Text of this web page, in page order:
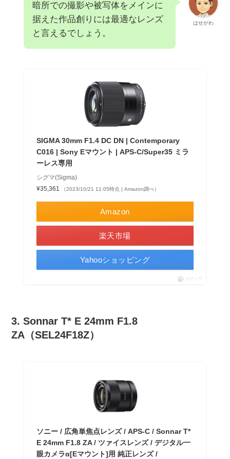
はせがわ
暗所での撮影や被写体をメインに
据えた作品創りには最適なレンズ
と言えるでしょう。
SIGMA 30mm F1.4 DC DN | Contemporary
C016 | Sony Eマウント | APS-C/Super35 ミラ
ーレス専用
シグマ(Sigma)
¥35,361
（2023/10/21 11:05時点 | Amazon調べ）
Amazon
楽天市場
Yahooショッピング
ポチップ
3. Sonnar T* E 24mm F1.8
ZA（SEL24F18Z）
ソニー / 広角単焦点レンズ / APS-C / Sonnar T*
E 24mm F1.8 ZA / ツァイスレンズ / デジタル一
眼カメラα[Eマウント]用 純正レンズ /